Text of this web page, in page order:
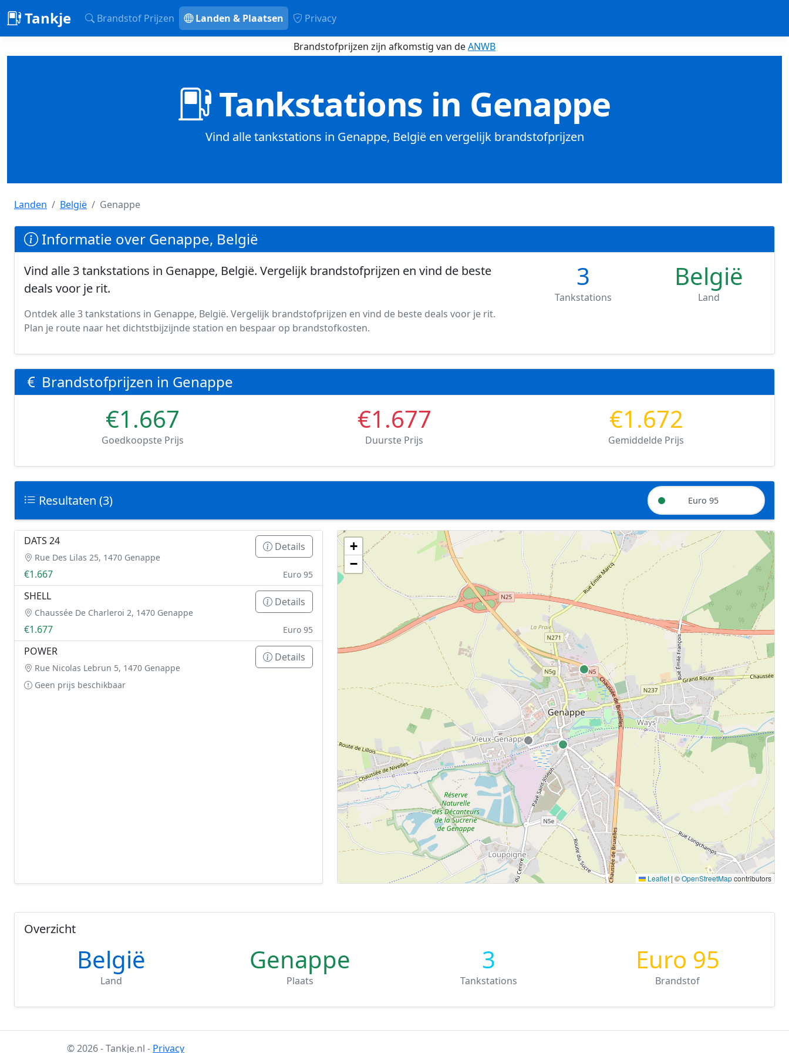
Tankje Brandstof Prijzen Landen & Plaatsen Privacy
Brandstofprijzen zijn afkomstig van deANWB
Tankstations in Genappe
Vind alle tankstations in Genappe, België en vergelijk brandstofprijzen
Landen België Genappe
Informatie over Genappe, België
Vind alle 3 tankstations in Genappe, België. Vergelijk brandstofprijzen en vind de beste
deals voor je rit.
Ontdek alle 3 tankstations in Genappe, België. Vergelijk brandstofprijzen en vind de beste deals voor je rit.
Plan je route naar het dichtstbijzijnde station en bespaar op brandstofkosten.
3
Tankstations
België
Land
Brandstofprijzen in Genappe
€1.667
Goedkoopste Prijs
€1.677
Duurste Prijs
€1.672
Gemiddelde Prijs
Resultaten (3) Euro 95
Geen tankstations met locatiegegevens gevonden.
De kaart kan niet worden weergegeven zonder GPS coördinaten.
+
−
Leaflet | ©OpenStreetMapcontributors
DATS 24
Rue Des Lilas 25, 1470 Genappe
Details
€1.667 Euro 95
SHELL
Chaussée De Charleroi 2, 1470 Genappe
Details
€1.677 Euro 95
POWER
Rue Nicolas Lebrun 5, 1470 Genappe
Details
Geen prijs beschikbaar
Overzicht
België
Land
Genappe
Plaats
3
Tankstations
Euro 95
Brandstof
© 2026 - Tankje.nl - Privacy